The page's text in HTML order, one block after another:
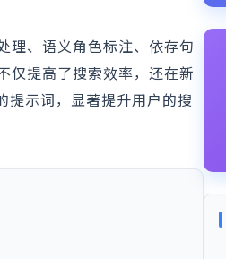
理、语义角色标注、依存句
仅提高了搜索效率，还在新
提示词，显著提升用户的搜